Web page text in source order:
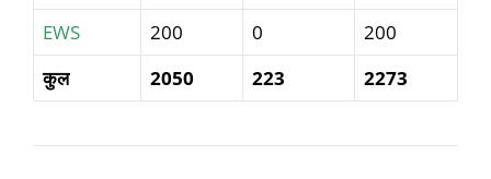
EWS
200 0
200
कुल
2050 223 2273